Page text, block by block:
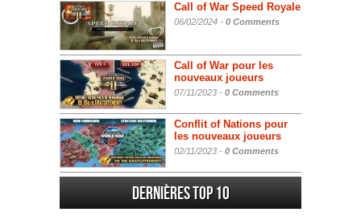
Call of War Speed Royale
06/02/2024 - 0 Comments
Call of War pour les
nouveaux joueurs
07/11/2023 - 0 Comments
Conflit of Nations pour
les nouveaux joueurs
02/11/2023 - 0 Comments
Dernières Top 10